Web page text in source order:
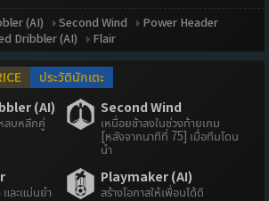
(AI) Second Wind
Power Header
Dribbler (AI) Flair
ประวัตินักเตะ
(AI)
ลบหลีกคู่
Second Wind
เหนื่อยช้าลงในช่วงท้ายเกม
[หลังจากนาทีที่ 75] เมื่อทีมโดน
นำ
ละแม่นยำ
Playmaker (AI)
สร้างโอกาสให้เพื่อนได้ดี